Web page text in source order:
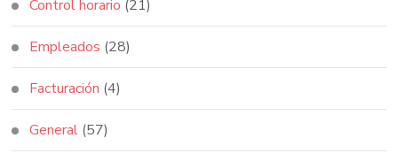
Control horario (21)
Empleados (28)
Facturación (4)
General (57)